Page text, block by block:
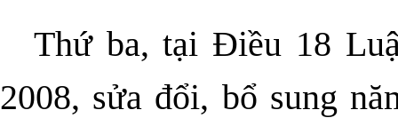
Thứ ba, tại Điều 18
2008, sửa đổi, bổ sung